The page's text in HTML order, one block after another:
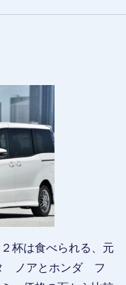
杯は食べられる、元
ノアとホンダ フ